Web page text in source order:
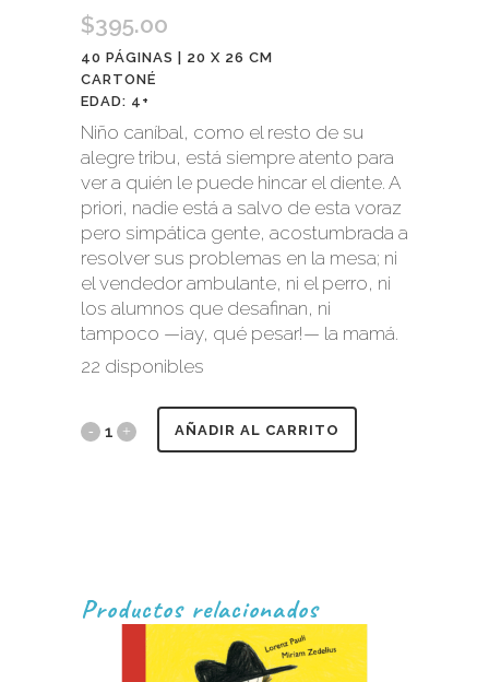
$395.00
40 PÁGINAS | 20 X 26 CM
CARTONÉ
EDAD: 4+
Niño caníbal, como el resto de su
alegre tribu, está siempre atento para
ver a quién le puede hincar el diente. A
priori, nadie está a salvo de esta voraz
pero simpática gente, acostumbrada a
resolver sus problemas en la mesa; ni
el vendedor ambulante, ni el perro, ni
los alumnos que desafinan, ni
tampoco —¡ay, qué pesar!— la mamá.
22 disponibles
AÑADIR AL CARRITO
Productos relacionados